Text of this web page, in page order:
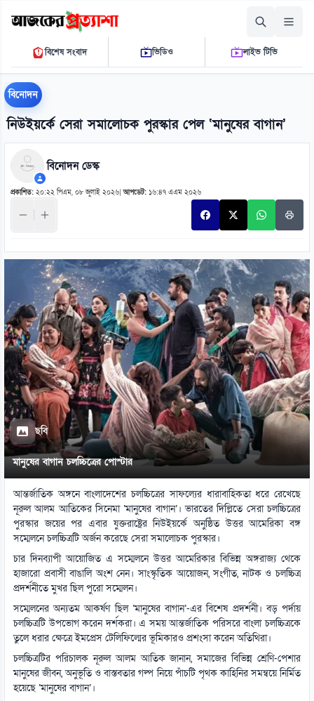
রোববার, ০৯ আগস্ট ২০২৬
০৬ ৫৯ ৫৩ পি.এম.THE DAILY AJKER PROTTASHA
বিশেষ সংবাদ ভিডিও লাইভ টিভি
বিনোদন
নিউইয়র্কে সেরা সমালোচক পুরস্কার পেল ‘মানুষের বাগান’
বিনোদন ডেস্ক
প্রকাশিত: ২০:২২ পিএম, ০৮ জুলাই ২০২৬ |আপডেট: ১৬:৪৭ এএম ২০২৬
ছবি
মানুষের বাগান চলচ্চিত্রের পোস্টার
আন্তর্জাতিক অঙ্গনে বাংলাদেশের চলচ্চিত্রের সাফল্যের ধারাবাহিকতা ধরে রেখেছে
নূরুল আলম আতিকের সিনেমা ‘মানুষের বাগান’। ভারতের দিল্লিতে সেরা চলচ্চিত্রের
পুরস্কার জয়ের পর এবার যুক্তরাষ্ট্রের নিউইয়র্কে অনুষ্ঠিত উত্তর আমেরিকা বঙ্গ
সম্মেলনে চলচ্চিত্রটি অর্জন করেছে সেরা সমালোচক পুরস্কার।
চার দিনব্যাপী আয়োজিত এ সম্মেলনে উত্তর আমেরিকার বিভিন্ন অঙ্গরাজ্য থেকে
হাজারো প্রবাসী বাঙালি অংশ নেন। সাংস্কৃতিক আয়োজন, সংগীত, নাটক ও চলচ্চিত্র
প্রদর্শনীতে মুখর ছিল পুরো সম্মেলন।
সম্মেলনের অন্যতম আকর্ষণ ছিল ‘মানুষের বাগান’-এর বিশেষ প্রদর্শনী। বড় পর্দায়
চলচ্চিত্রটি উপভোগ করেন দর্শকরা। এ সময় আন্তর্জাতিক পরিসরে বাংলা চলচ্চিত্রকে
তুলে ধরার ক্ষেত্রে ইমপ্রেস টেলিফিল্মের ভূমিকারও প্রশংসা করেন অতিথিরা।
চলচ্চিত্রটির পরিচালক নূরুল আলম আতিক জানান, সমাজের বিভিন্ন শ্রেণি-পেশার
মানুষের জীবন, অনুভূতি ও বাস্তবতার গল্প নিয়ে পাঁচটি পৃথক কাহিনির সমন্বয়ে নির্মিত
হয়েছে ‘মানুষের বাগান’।